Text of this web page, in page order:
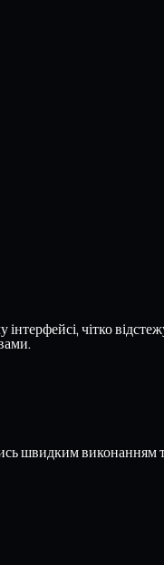
чітко
швидким виконанням